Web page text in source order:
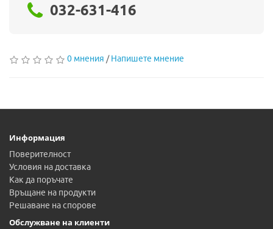
032-631-416
0 мнения /Напишете мнение
Информация
Поверителност
Условия на доставка
Как да поръчате
Връщане на продукти
Решаване на спорове
Обслужване на клиенти